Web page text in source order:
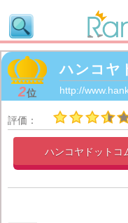
2位
ハンコヤ
http://
評価：
ハンコヤドットコ